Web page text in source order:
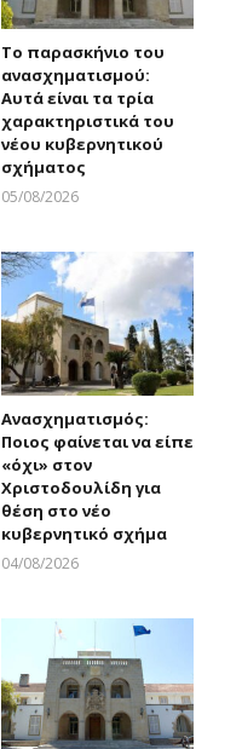
Το παρασκήνιο του
ανασχηματισμού:
Αυτά είναι τα τρία
χαρακτηριστικά του
νέου κυβερνητικού
σχήματος
05/08/2026
Ανασχηματισμός:
Ποιος φαίνεται να είπε
«όχι» στον
Χριστοδουλίδη για
θέση στο νέο
κυβερνητικό σχήμα
04/08/2026